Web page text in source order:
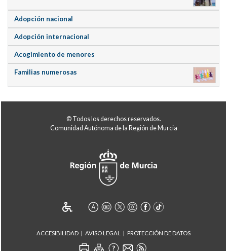
Adopción nacional
Adopción internacional
Acogimiento de menores
Familias numerosas
© Todos los derechos reservados.
Comunidad Autónoma de la Región de Murcia
ACCESIBILIDAD AVISO LEGAL PROTECCIÓN DE DATOS